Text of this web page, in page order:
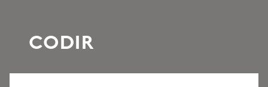
CODIR